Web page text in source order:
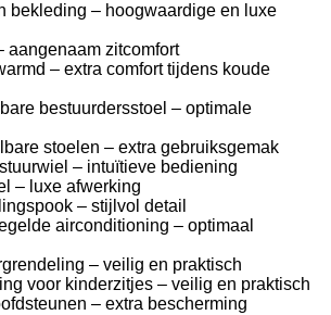
bekleding – hoogwaardige en luxe
aangenaam zitcomfort
– extra comfort tijdens koude
bestuurdersstoel – optimale
stoelen – extra gebruiksgemak
– intuïtieve bediening
– luxe afwerking
– stijlvol detail
airconditioning – optimaal
– veilig en praktisch
voor kinderzitjes – veilig en praktisch
– extra bescherming